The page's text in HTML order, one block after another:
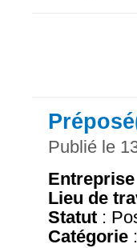
Publié le
Entreprise
Lieu de
Statut :
Catégorie :